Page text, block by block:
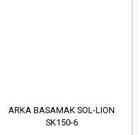
ARKA BASAMAK SOL-LION
SK150-6